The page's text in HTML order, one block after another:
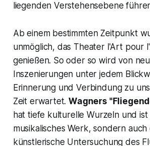
liegenden Verstehensebene
Ab einem bestimmten Zeitpunkt
unmöglich, das Theater l'Art pour
genießen. So oder so wird von
Inszenierungen unter jedem
Erinnerung und Verbindung zu
Zeit erwartet.Wagners "
hat tiefe kulturelle Wurzeln und
musikalisches Werk, sondern auch
künstlerische Untersuchung des